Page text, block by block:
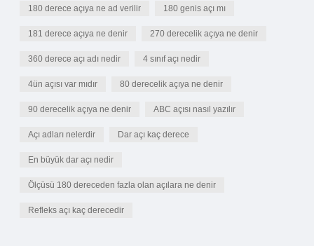
180 derece açıya ne ad verilir 180 genis açı mı
181 derece açıya ne denir 270 derecelik açıya ne denir
360 derece açı adı nedir 4 sınıf açı nedir
4ün açısı var mıdır 80 derecelik açıya ne denir
90 derecelik açıya ne denir ABC açısı nasıl yazılır
Açı adları nelerdir Dar açı kaç derece
En büyük dar açı nedir
Ölçüsü 180 dereceden fazla olan açılara ne denir
Refleks açı kaç derecedir